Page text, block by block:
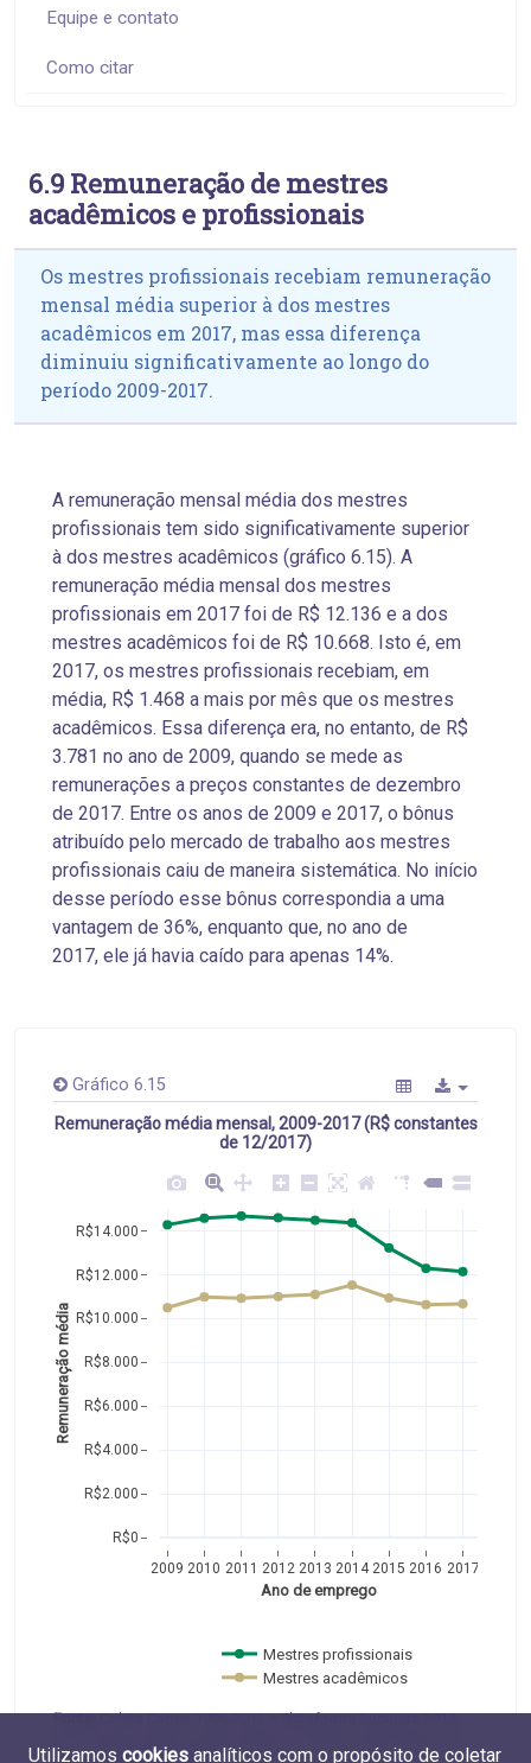
Equipe e contato
Como citar
6.9 Remuneração de mestres
acadêmicos e profissionais
Os mestres profissionais recebiam remuneração
mensal média superior à dos mestres
acadêmicos em 2017, mas essa diferença
diminuiu significativamente ao longo do
período 2009-2017.
A remuneração mensal média dos mestres
profissionais tem sido significativamente superior
à dos mestres acadêmicos (gráfico 6.15). A
remuneração média mensal dos mestres
profissionais em 2017 foi de R$ 12.136 e a dos
mestres acadêmicos foi de R$ 10.668. Isto é, em
2017, os mestres profissionais recebiam, em
média, R$ 1.468 a mais por mês que os mestres
acadêmicos. Essa diferença era, no entanto, de R$
3.781 no ano de 2009, quando se mede as
remunerações a preços constantes de dezembro
de 2017. Entre os anos de 2009 e 2017, o bônus
atribuído pelo mercado de trabalho aos mestres
profissionais caiu de maneira sistemática. No início
desse período esse bônus correspondia a uma
vantagem de 36%, enquanto que, no ano de
2017, ele já havia caído para apenas 14%.
Gráfico 6.15
Remuneração média mensal, 2009-2017 (R$ constantes
de 12/2017)
2009 2010 2011 2012 2013 2014 2015 2016 2017
R$0
R$2.000
R$4.000
R$6.000
R$8.000
R$10.000
R$12.000
R$14.000
Mestres profissionais
Mestres acadêmicos
Ano de emprego
Remuneração média
Fonte:Coleta Capes 1996-2012 e Plataforma Sucupira 2013-
Utilizamos cookies analíticos com o propósito de coletar